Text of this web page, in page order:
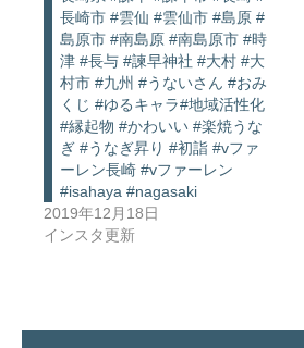
長崎市 #雲仙 #雲仙市 #島原 #
島原市 #南島原 #南島原市 #時
津 #長与 #諫早神社 #大村 #大
村市 #九州 #うないさん #おみ
くじ #ゆるキャラ#地域活性化
#縁起物 #かわいい #楽焼うな
ぎ #うなぎ昇り #初詣 #vファ
ーレン長崎 #vファーレン
#isahaya #nagasaki
2019年12月18日
インスタ更新